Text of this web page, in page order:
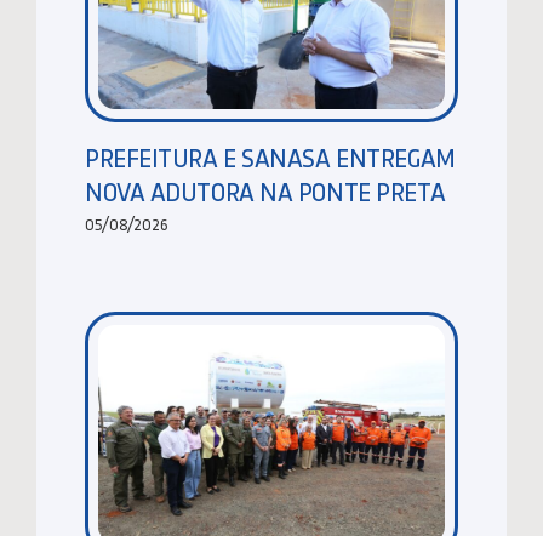
PREFEITURA E SANASA ENTREGAM
NOVA ADUTORA NA PONTE PRETA
05/08/2026